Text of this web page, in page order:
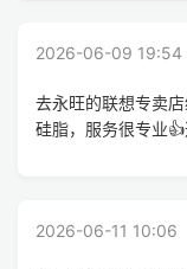
2026-06-09 19:54
去永旺的联想专卖
硅脂，服务很专业
2026-06-11 10:06